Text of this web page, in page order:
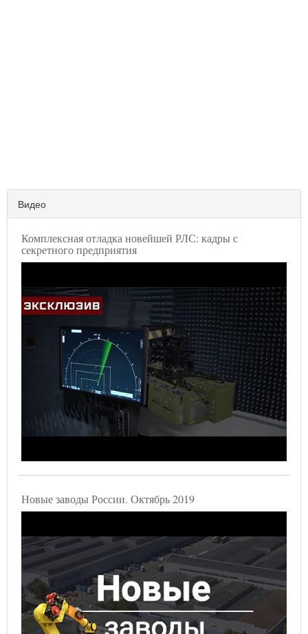
Видео
Комплексная отладка новейшей РЛС: кадры с
секретного предприятия
Новые заводы России. Октябрь 2019